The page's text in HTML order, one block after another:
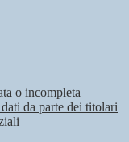
o incompleta
da parte dei titolari